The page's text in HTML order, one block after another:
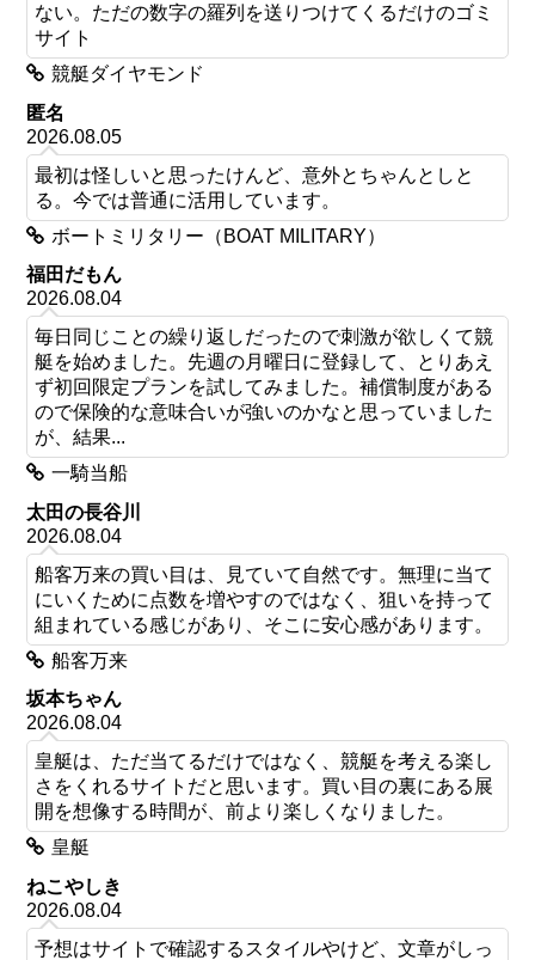
ない。ただの数字の羅列を送りつけてくるだけのゴミ
サイト
競艇ダイヤモンド
匿名
2026.08.05
最初は怪しいと思ったけんど、意外とちゃんとしと
る。今では普通に活用しています。
ボートミリタリー（BOAT MILITARY）
福田だもん
2026.08.04
毎日同じことの繰り返しだったので刺激が欲しくて競
艇を始めました。先週の月曜日に登録して、とりあえ
ず初回限定プランを試してみました。補償制度がある
ので保険的な意味合いが強いのかなと思っていました
が、結果...
一騎当船
太田の長谷川
2026.08.04
船客万来の買い目は、見ていて自然です。無理に当て
にいくために点数を増やすのではなく、狙いを持って
組まれている感じがあり、そこに安心感があります。
船客万来
坂本ちゃん
2026.08.04
皇艇は、ただ当てるだけではなく、競艇を考える楽し
さをくれるサイトだと思います。買い目の裏にある展
開を想像する時間が、前より楽しくなりました。
皇艇
ねこやしき
2026.08.04
予想はサイトで確認するスタイルやけど、文章がしっ